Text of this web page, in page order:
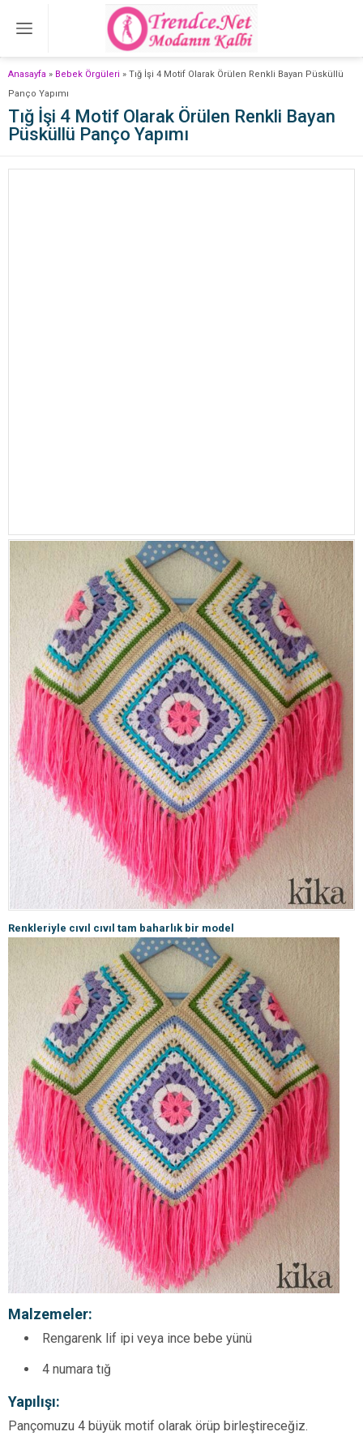
Anasayfa » Bebek Örgüleri » Tığ İşi 4 Motif Olarak Örülen Renkli Bayan Püsküllü
Panço Yapımı
Tığ İşi 4 Motif Olarak Örülen Renkli Bayan
Püsküllü Panço Yapımı
Renkleriyle cıvıl cıvıl tam baharlık bir model
Malzemeler:
Rengarenk lif ipi veya ince bebe yünü
4 numara tığ
Yapılışı:
Pançomuzu 4 büyük motif olarak örüp birleştireceğiz.